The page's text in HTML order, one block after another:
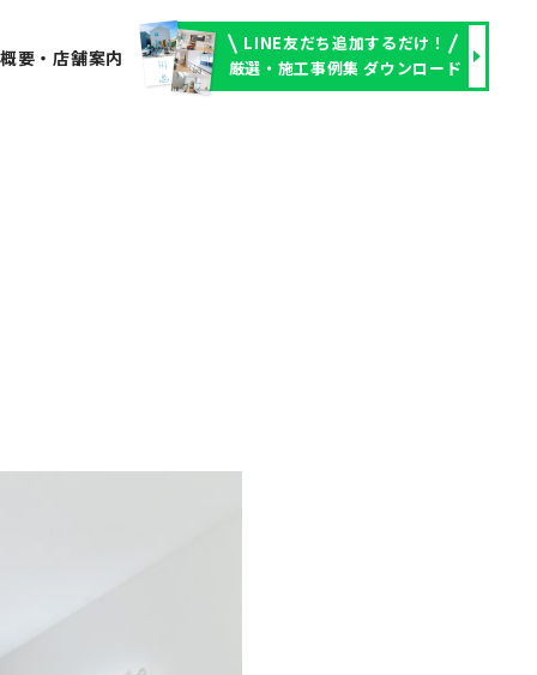
要・店舗案内
LINE友だち追加するだけ！
厳選・施工事例集 ダウンロード